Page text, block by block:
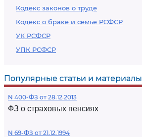
Кодекс законов о труде
Кодекс о браке и семье РСФСР
УК РСФСР
УПК РСФСР
Популярные статьи и материалы
N 400-ФЗ от 28.12.2013
ФЗ о страховых пенсиях
N 69-ФЗ от 21.12.1994